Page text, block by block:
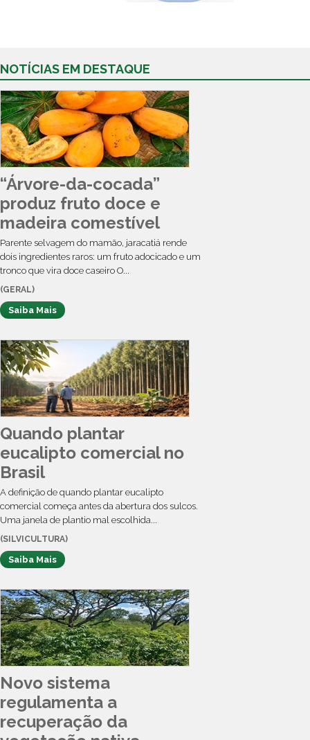
NOTÍCIAS EM DESTAQUE
“Árvore-da-cocada”
produz fruto doce e
madeira comestível
Parente selvagem do mamão, jaracatiá rende
dois ingredientes raros: um fruto adocicado e um
tronco que vira doce caseiro O...
(GERAL)
Saiba Mais
Quando plantar
eucalipto comercial no
Brasil
A definição de quando plantar eucalipto
comercial começa antes da abertura dos sulcos.
Uma janela de plantio mal escolhida...
(SILVICULTURA)
Saiba Mais
Novo sistema
regulamenta a
recuperação da